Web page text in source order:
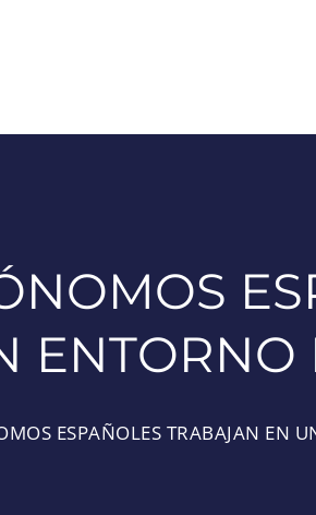
ENTORNO
ESPAÑOLES TRABAJAN EN